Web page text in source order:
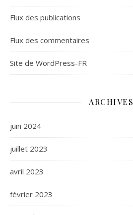
Flux des publications
Flux des commentaires
Site de WordPress-FR
ARCHIVES
juin 2024
juillet 2023
avril 2023
février 2023